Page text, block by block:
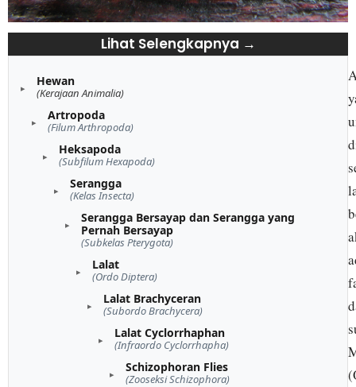
Lihat Selengkapnya →
Hewan
(Kerajaan Animalia)
Artropoda
(Filum Arthropoda)
Heksapoda
(Subfilum Hexapoda)
Serangga
(Kelas Insecta)
Serangga Bersayap dan Serangga yang
Pernah Bersayap
(Subkelas Pterygota)
Lalat
(Ordo Diptera)
Lalat Brachyceran
(Subordo Brachycera)
Lalat Cyclorrhaphan
(Infraordo Cyclorrhapha)
Schizophoran Flies
(Zooseksi Schizophora)